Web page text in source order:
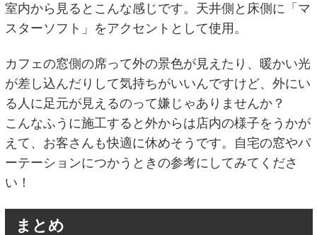
室内から見るとこんな感じです。天井側と床側に「マ
スターソフト」をアクセントとして使用。
カフェの窓側の席って外の景色が見えたり、暖かい光
が差し込んだりして気持ちがいいんですけど、外にい
る人に足元が見えるのって嫌じゃありませんか？
こんなふうに施工すると外からは店内の様子をうかが
えて、お客さんも快適に休めそうです。自宅の窓やパ
ーテーションにつかうときの参考にしてみてくださ
い！
まとめ